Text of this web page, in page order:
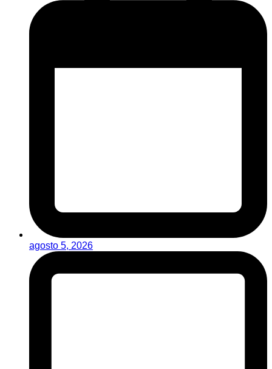
agosto 5, 2026